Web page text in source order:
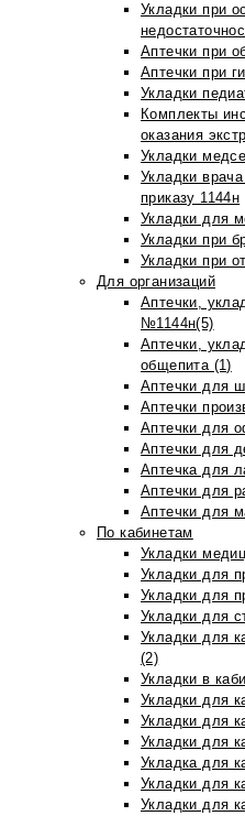
Укладки при
Аптечки при
Аптечки при
Укладки
Комплекты
оказания
Укладки
Укладки
приказу 1144н
Укладки для
Укладки при
Укладки при
Для организаций
Аптечки,
№1144н(5)
Аптечки,
общепита (1)
Аптечки для
Аптечки
Аптечки для
Аптечки для
Аптечка для
Аптечки для
Аптечки для
По кабинетам
Укладки
Укладки для
Укладки для
Укладки для
Укладки для
(2)
Укладки в
Укладки для
Укладки для
Укладки для
Укладка для
Укладки для
Укладки для